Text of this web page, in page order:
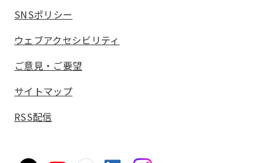
SNSポリシー
ウェブアクセシビリティ
ご意見・ご要望
サイトマップ
RSS配信